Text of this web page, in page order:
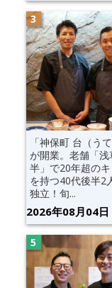
「神保町 台（うて
が開業。老舗「浅
半」で20年超の
を持つ40代後半2
独立！旬...
2026年08月04日